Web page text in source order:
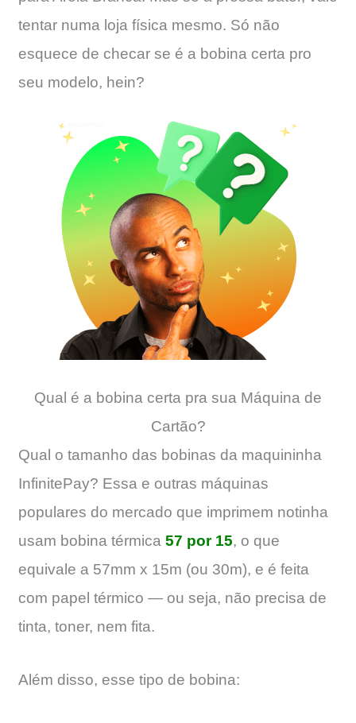
tentar numa loja física mesmo. Só não
esquece de checar se é a bobina certa pro
seu modelo, hein?
Qual é a bobina certa pra sua Máquina de
Cartão?
Qual o tamanho das bobinas da maquininha
InfinitePay? Essa e outras máquinas
populares do mercado que imprimem notinha
usam bobina térmica 57 por 15, o que
equivale a 57mm x 15m (ou 30m), e é feita
com papel térmico — ou seja, não precisa de
tinta, toner, nem fita.
Além disso, esse tipo de bobina: